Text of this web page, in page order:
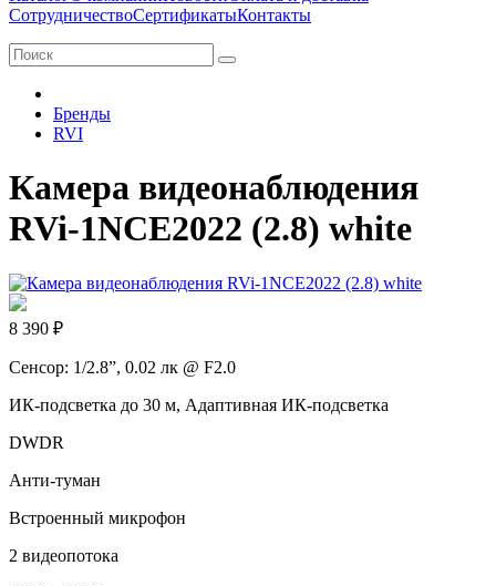
СотрудничествоСертификатыКонтакты
Бренды
RVI
Камера видеонаблюдения
RVi-1NCE2022 (2.8) white
8 390 ₽
Сенсор: 1/2.8”, 0.02 лк @ F2.0
ИК-подсветка до 30 м, Адаптивная ИК-подсветка
DWDR
Анти-туман
Встроенный микрофон
2 видеопотока